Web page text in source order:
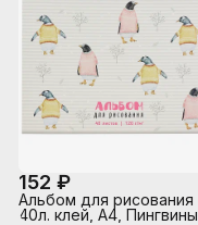
152 ₽
Альбом для рисования
40л. клей, А4, Пингвины